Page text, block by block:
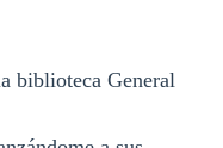
biblioteca General